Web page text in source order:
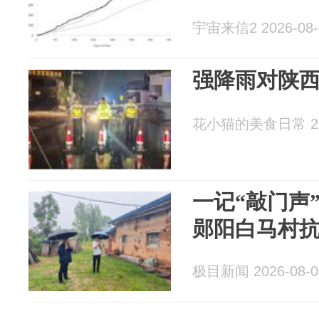
宇宙来信2 2026-
强降雨对陕
花小猫的美食日常
一记“敲门声
郧阳白马村
极目新闻 2026-08-